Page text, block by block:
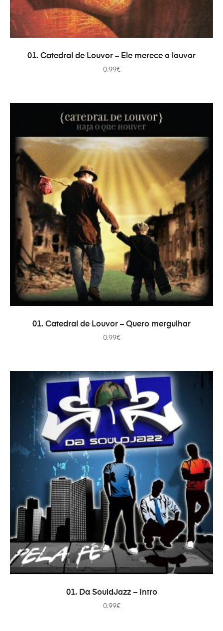
ADD TO CART
01. Catedral de Louvor – Ele merece o louvor
0.99€
ADD TO CART
01. Catedral de Louvor – Quero mergulhar
0.99€
ADD TO CART
01. Da SouldJazz – Intro
0.99€